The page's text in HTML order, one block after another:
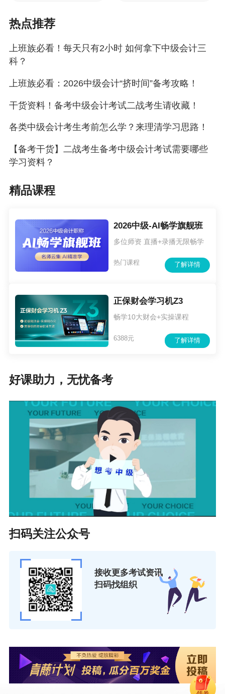
热点推荐
上班族必看！每天只有2小时 如何拿下中级会计三
科？
上班族必看：2026中级会计“挤时间”备考攻略！
干货资料！备考中级会计考试二战考生请收藏！
各类中级会计考生考前怎么学？来理清学习思路！
【备考干货】二战考生备考中级会计考试需要哪些
学习资料？
精品课程
2026中级-AI畅学旗舰班
多位师资 直播+录播无限畅学
了解详情
热门课程
正保财会学习机Z3
畅学10大财会+实操课程
了解详情
6388元
好课助力，无忧备考
扫码关注公众号
接收更多考试资讯
扫码找组织